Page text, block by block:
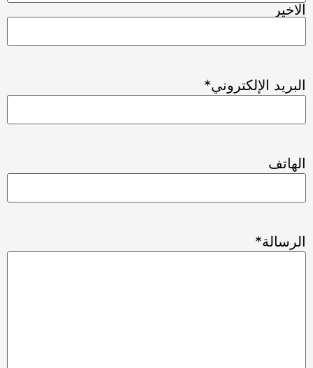
الاخير
البريد الإلكتروني*
الهاتف
الرسالة*